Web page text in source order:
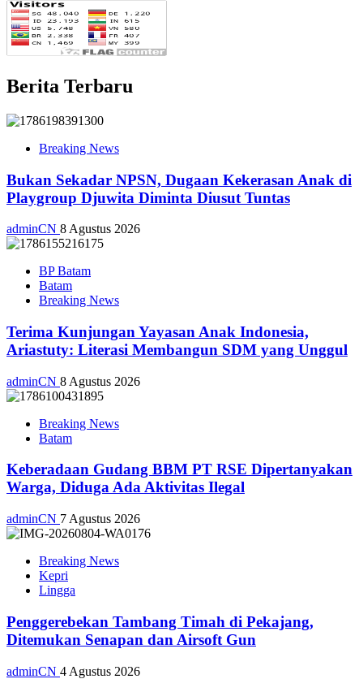
Berita Terbaru
Breaking News
Bukan Sekadar NPSN, Dugaan Kekerasan Anak di
Playgroup Djuwita Diminta Diusut Tuntas
adminCN 8 Agustus 2026
BP Batam
Batam
Breaking News
Terima Kunjungan Yayasan Anak Indonesia,
Ariastuty: Literasi Membangun SDM yang Unggul
adminCN 8 Agustus 2026
Breaking News
Batam
Keberadaan Gudang BBM PT RSE Dipertanyakan
Warga, Diduga Ada Aktivitas Ilegal
adminCN 7 Agustus 2026
Breaking News
Kepri
Lingga
Penggerebekan Tambang Timah di Pekajang,
Ditemukan Senapan dan Airsoft Gun
adminCN 4 Agustus 2026